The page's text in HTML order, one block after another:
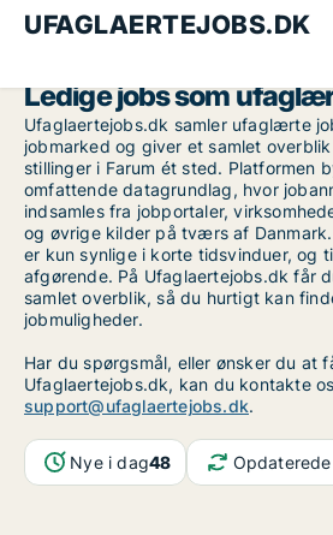
UFAGLAERTEJOBS.DK
Ledige jobs som
Ufaglaertejobs.dk samler ufaglærte
jobmarked og giver et samlet
stillinger i Farum ét sted. Platformen
omfattende datagrundlag, hvor
indsamles fra jobportaler,
og øvrige kilder på tværs af
er kun synlige i korte tidsvinduer, og
afgørende. På Ufaglaertejobs.dk får
samlet overblik, så du hurtigt kan
jobmuligheder.
Har du spørgsmål, eller ønsker du at
Ufaglaertejobs.dk, kan du kontakte
support@ufaglaertejobs.dk.
Nye i dag48